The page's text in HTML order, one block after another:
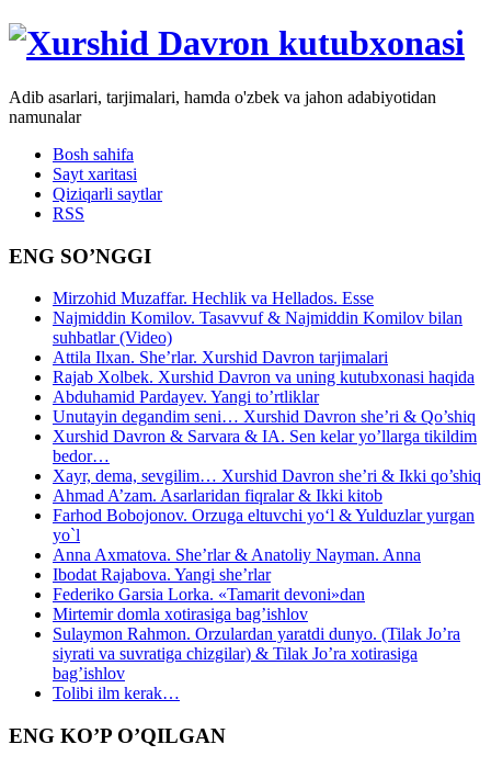
Adib asarlari, tarjimalari, hamda o'zbek va jahon adabiyotidan
namunalar
Bosh sahifa
Sayt xaritasi
Qiziqarli saytlar
RSS
ENG SO’NGGI
Mirzohid Muzaffar. Hechlik va Hellados. Esse
Najmiddin Komilov. Tasavvuf & Najmiddin Komilov bilan
suhbatlar (Video)
Attila Ilxan. She’rlar. Xurshid Davron tarjimalari
Rajab Xolbek. Xurshid Davron va uning kutubxonasi haqida
Abduhamid Pardayev. Yangi to’rtliklar
Unutayin degandim seni… Xurshid Davron she’ri & Qo’shiq
Xurshid Davron & Sarvara & IA. Sen kelar yo’llarga tikildim
bedor…
Xayr, dema, sevgilim… Xurshid Davron she’ri & Ikki qo’shiq
Ahmad A’zam. Asarlaridan fiqralar & Ikki kitob
Farhod Bobojonov. Orzuga eltuvchi yo‘l & Yulduzlar yurgan
yo`l
Anna Axmatova. She’rlar & Anatoliy Nayman. Anna
Ibodat Rajabova. Yangi she’rlar
Federiko Garsia Lorka. «Tamarit devoni»dan
Mirtemir domla xotirasiga bag’ishlov
Sulaymon Rahmon. Orzulardan yaratdi dunyo. (Tilak Jo’ra
siyrati va suvratiga chizgilar) & Tilak Jo’ra xotirasiga
bag’ishlov
Tolibi ilm kerak…
ENG KO’P O’QILGAN